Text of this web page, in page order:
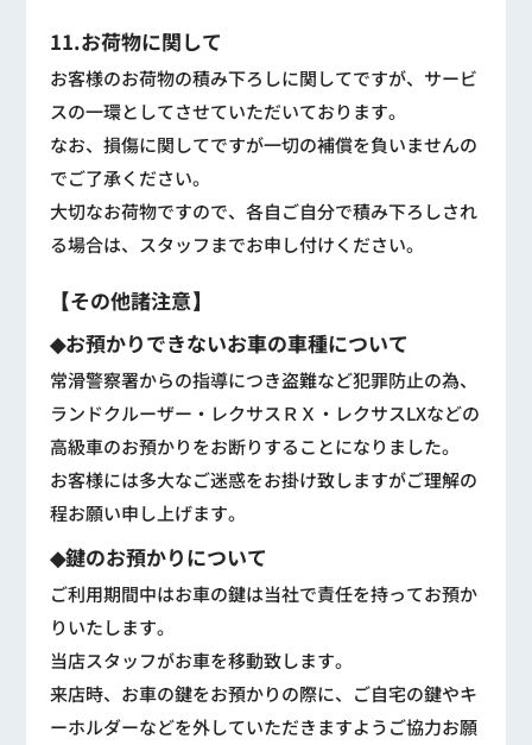
11.お荷物に関して
お客様のお荷物の積み下ろしに関してですが、サービ
スの一環としてさせていただいております。
なお、損傷に関してですが一切の補償を負いませんの
でご了承ください。
大切なお荷物ですので、各自ご自分で積み下ろしされ
る場合は、スタッフまでお申し付けください。
【その他諸注意】
◆お預かりできないお車の車種について
常滑警察署からの指導につき盗難など犯罪防止の為、
ランドクルーザー・レクサスＲＸ・レクサスLXなどの
高級車のお預かりをお断りすることになりました。
お客様には多大なご迷惑をお掛け致しますがご理解の
程お願い申し上げます。
◆鍵のお預かりについて
ご利用期間中はお車の鍵は当社で責任を持ってお預か
りいたします。
当店スタッフがお車を移動致します。
来店時、お車の鍵をお預かりの際に、ご自宅の鍵やキ
ーホルダーなどを外していただきますようご協力お願